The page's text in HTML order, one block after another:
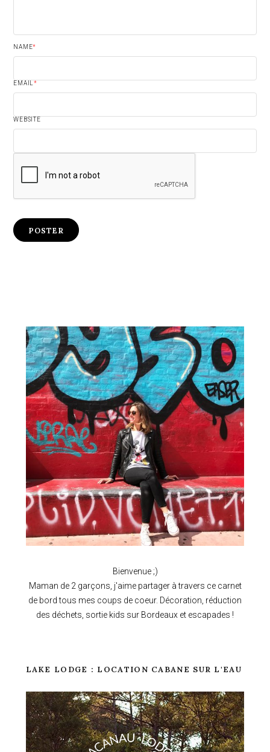
NAME*
EMAIL*
WEBSITE
Bienvenue ;)
Maman de 2 garçons, j'aime partager à travers ce carnet
de bord tous mes coups de coeur. Décoration, réduction
des déchets, sortie kids sur Bordeaux et escapades !
LAKE LODGE : LOCATION CABANE SUR L'EAU